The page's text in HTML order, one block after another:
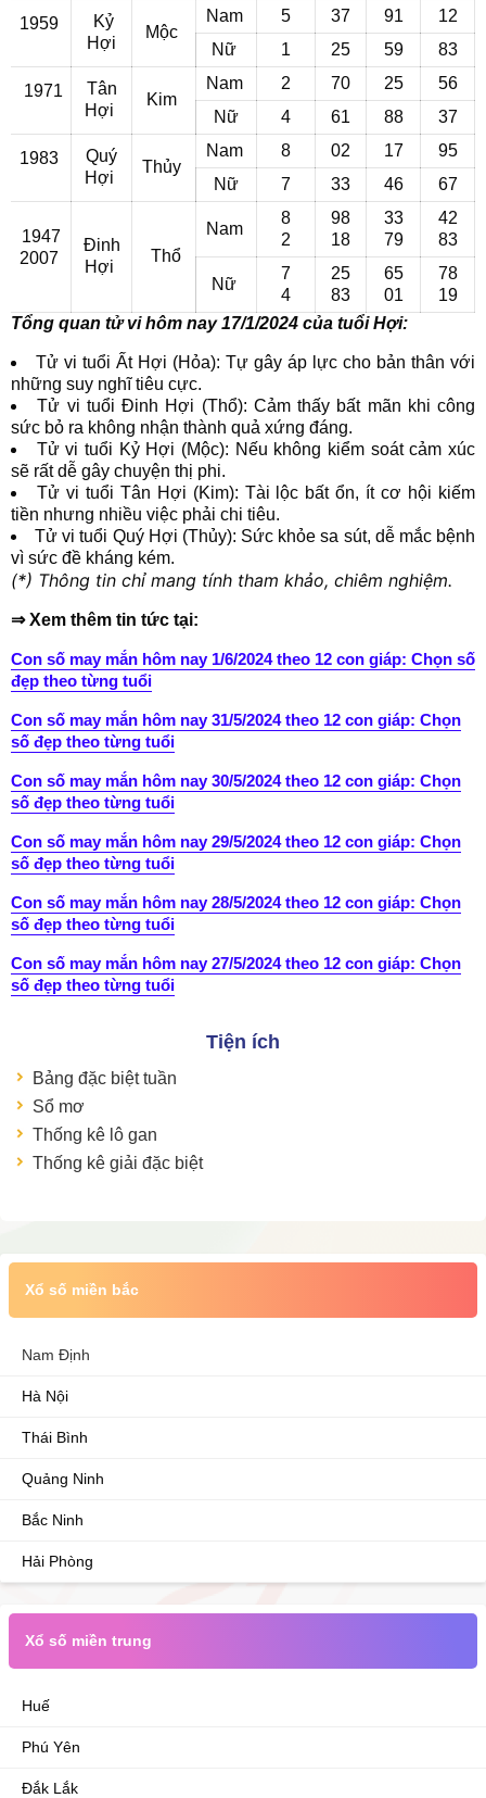
1959
Kỷ
Hợi
Mộc
Nam 5 37 91
12
Nữ
1 25 59 83
1971
Tân
Hợi
Kim
Nam 2 70 25
56
Nữ
4 61 88 37
1983
Quý
Hợi
Thủy
Nam 8 02 17
95
Nữ
7 33 46 67
1947
2007
Đinh
Hợi
Thổ
Nam
8
2
98
18
33
79
42
83
Nữ
7
4
25
83
65
01
78
19
Tổng quan tử vi hôm nay 17/1/2024 của tuổi Hợi:
Tử vi tuổi Ất Hợi (Hỏa): Tự gây áp lực cho bản thân với
những suy nghĩ tiêu cực.
Tử vi tuổi Đinh Hợi (Thổ): Cảm thấy bất mãn khi công
sức bỏ ra không nhận thành quả xứng đáng.
Tử vi tuổi Kỷ Hợi (Mộc): Nếu không kiểm soát cảm xúc
sẽ rất dễ gây chuyện thị phi.
Tử vi tuổi Tân Hợi (Kim): Tài lộc bất ổn, ít cơ hội kiếm
tiền nhưng nhiều việc phải chi tiêu.
Tử vi tuổi Quý Hợi (Thủy): Sức khỏe sa sút, dễ mắc bệnh
vì sức đề kháng kém.
(*) Thông tin chỉ mang tính tham khảo, chiêm nghiệm.
⇒ Xem thêm tin tức tại:
Con số may mắn hôm nay 1/6/2024 theo 12 con giáp: Chọn số
đẹp theo từng tuổi
Con số may mắn hôm nay 31/5/2024 theo 12 con giáp: Chọn
số đẹp theo từng tuổi
Con số may mắn hôm nay 30/5/2024 theo 12 con giáp: Chọn
số đẹp theo từng tuổi
Con số may mắn hôm nay 29/5/2024 theo 12 con giáp: Chọn
số đẹp theo từng tuổi
Con số may mắn hôm nay 28/5/2024 theo 12 con giáp: Chọn
số đẹp theo từng tuổi
Con số may mắn hôm nay 27/5/2024 theo 12 con giáp: Chọn
số đẹp theo từng tuổi
Tiện ích
Bảng đặc biệt tuần
Sổ mơ
Thống kê lô gan
Thống kê giải đặc biệt
Xổ số miền bắc
Nam Định
Hà Nội
Thái Bình
Quảng Ninh
Bắc Ninh
Hải Phòng
Xổ số miền trung
Huế
Phú Yên
Đắk Lắk